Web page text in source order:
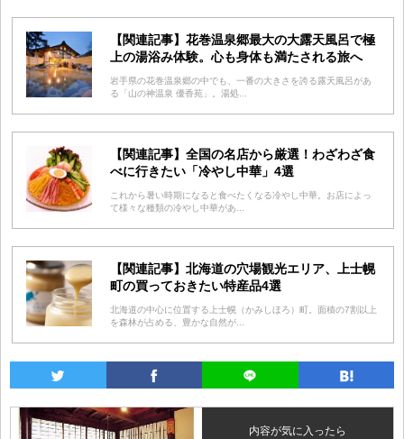
【関連記事】花巻温泉郷最大の大露天風呂で極
上の湯浴み体験。心も身体も満たされる旅へ
岩手県の花巻温泉郷の中でも、一番の大きさを誇る露天風呂があ
る「山の神温泉 優香苑」。湯処...
【関連記事】全国の名店から厳選！わざわざ食
べに行きたい「冷やし中華」4選
これから暑い時期になると食べたくなる冷やし中華。お店によっ
て様々な種類の冷やし中華があ...
【関連記事】北海道の穴場観光エリア、上士幌
町の買っておきたい特産品4選
北海道の中心に位置する上士幌（かみしほろ）町。面積の7割以上
を森林が占める、豊かな自然が...
内容が気に入ったら